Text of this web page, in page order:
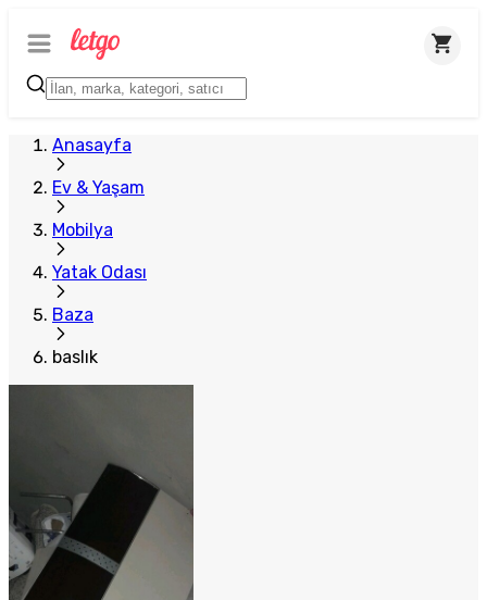
Anasayfa
Ev & Yaşam
Mobilya
Yatak Odası
Baza
baslık